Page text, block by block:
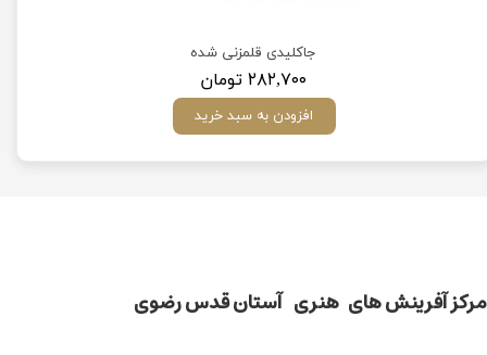
جاکلیدی قلمزنی شده
۲۸۲,۷۰۰ تومان
افزودن به سبد خرید
مركز آفرينش های هنری آستان قدس رضوی​​​​​​​​​​​​​​